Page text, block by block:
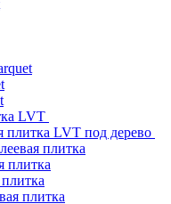
LVT
плитка LVT под дерево
плитка
плитка
плитка